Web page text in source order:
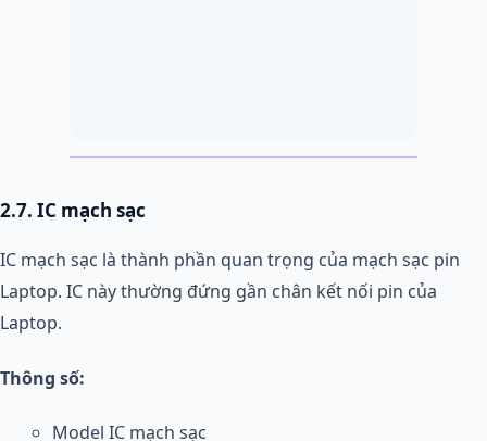
2.7. IC mạch sạc
IC mạch sạc là thành phần quan trọng của mạch sạc pin
Laptop. IC này thường đứng gần chân kết nối pin của
Laptop.
Thông số:
Model IC mạch sạc